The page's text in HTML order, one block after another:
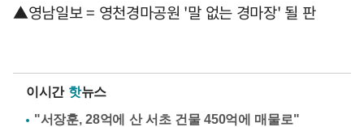
▲영남일보 = 영천경마공원 '말 없는 경마장' 될 판
이시간 핫뉴스
"서장훈, 28억에 산 서초 건물 450억에 매물로"